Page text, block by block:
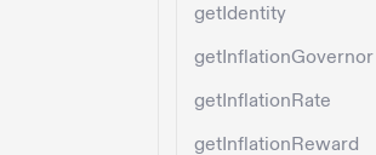
getIdentity
getInflationGovernor
getInflationRate
getInflationReward